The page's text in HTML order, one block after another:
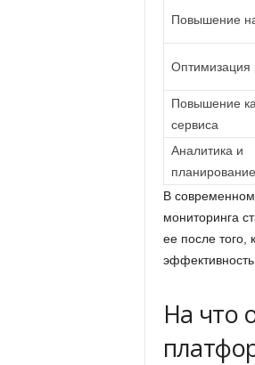
Повышение
Оптимизация
Повышение
сервиса
Аналитика и
В современном
мониторинга
ее после того,
На что